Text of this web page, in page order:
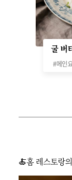
굴 버
#메인
🍝홈 레스토랑